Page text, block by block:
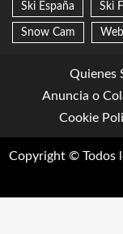
Ski España Ski
Snow Cam
Quienes
Anuncia o
Cookie
Copyright © Todos